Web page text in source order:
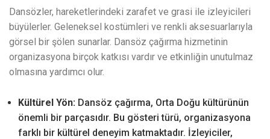
Dansözler, hareketlerindeki zarafet ve grasi ile izleyicileri
büyülerler. Geleneksel kostümleri ve renkli aksesuarlarıyla
görsel bir şölen sunarlar. Dansöz çağırma hizmetinin
organizasyona birçok katkısı vardır ve etkinliğin unutulmaz
olmasına yardımcı olur.
Kültürel Yön: Dansöz çağırma, Orta Doğu kültürünün
önemli bir parçasıdır. Bu gösteri türü, organizasyona
farklı bir kültürel deneyim katmaktadır. İzleyiciler,